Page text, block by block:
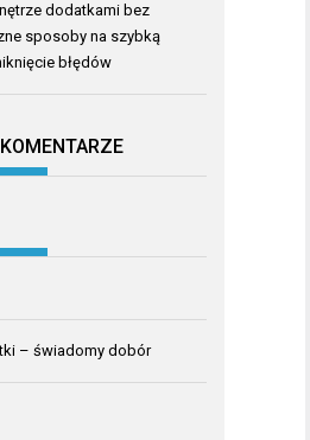
dodatkami bez
sposoby na szybką
błędów
– świadomy dobór